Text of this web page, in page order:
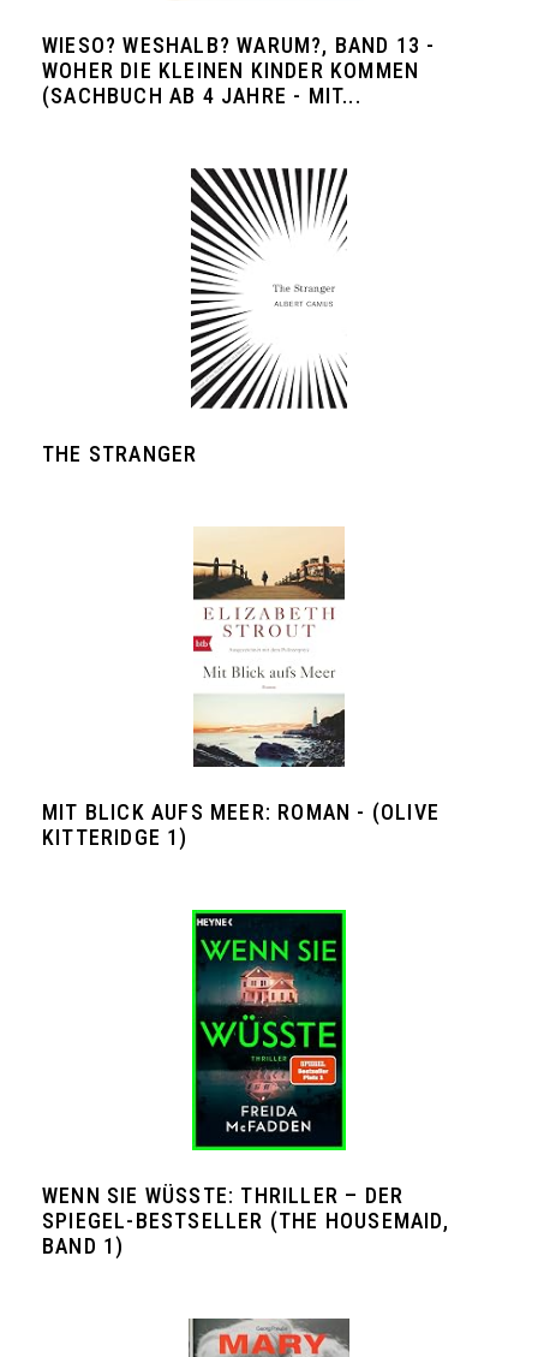
WIESO? WESHALB? WARUM?, BAND 13 -
WOHER DIE KLEINEN KINDER KOMMEN
(SACHBUCH AB 4 JAHRE - MIT...
THE STRANGER
MIT BLICK AUFS MEER: ROMAN - (OLIVE
KITTERIDGE 1)
WENN SIE WÜSSTE: THRILLER – DER
SPIEGEL-BESTSELLER (THE HOUSEMAID,
BAND 1)